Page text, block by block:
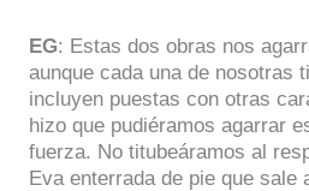
EG: Estas dos obras nos
aunque cada una de nosotras
incluyen puestas con otras
hizo que pudiéramos agarrar
fuerza. No titubeáramos al
Eva enterrada de pie que sale